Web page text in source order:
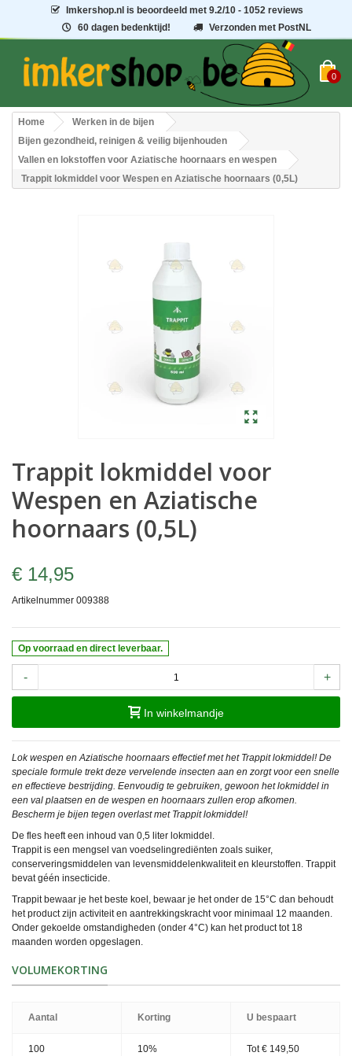
Imkershop.nl is beoordeeld met9.2/10 - 1052 reviews
60 dagen bedenktijd!
Verzonden met PostNL
0
Home
Werken in de bijen
Bijen gezondheid, reinigen & veilig bijenhouden
Vallen en lokstoffen voor Aziatische hoornaars en wespen
Trappit lokmiddel voor Wespen en Aziatische hoornaars (0,5L)
Trappit lokmiddel voor
Wespen en Aziatische
hoornaars (0,5L)
€ 14,95
Artikelnummer 009388
Op voorraad en direct leverbaar.
- +
In winkelmandje
Lok wespen en Aziatische hoornaars effectief met het Trappit lokmiddel! De
speciale formule trekt deze vervelende insecten aan en zorgt voor een snelle
en effectieve bestrijding. Eenvoudig te gebruiken, gewoon het lokmiddel in
een val plaatsen en de wespen en hoornaars zullen erop afkomen.
Bescherm je bijen tegen overlast met Trappit lokmiddel!
De fles heeft een inhoud van 0,5 liter lokmiddel.
Trappit is een mengsel van voedselingrediënten zoals suiker,
conserveringsmiddelen van levensmiddelenkwaliteit en kleurstoffen. Trappit
bevat géén insecticide.
Trappit bewaar je het beste koel, bewaar je het onder de 15°C dan behoudt
het product zijn activiteit en aantrekkingskracht voor minimaal 12 maanden.
Onder gekoelde omstandigheden (onder 4°C) kan het product tot 18
maanden worden opgeslagen.
VOLUMEKORTING
Aantal Korting U bespaart
100 10% Tot€ 149,50